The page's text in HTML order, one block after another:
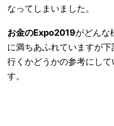
なってしまいました。
お金のExpo2019がどんな
に満ちあふれていますが
行くかどうかの参考にし
す。